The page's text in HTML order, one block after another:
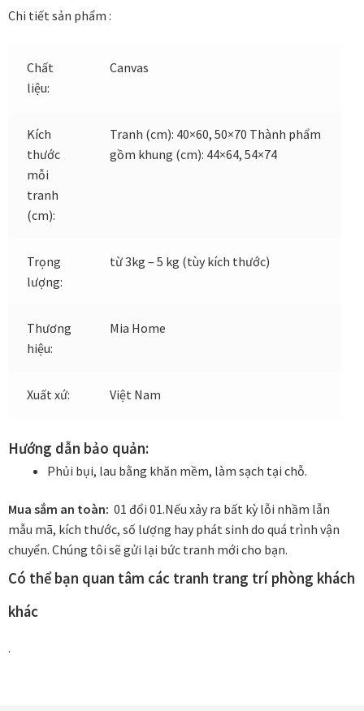
Đóng khung tranh đính đá
Đóng khung tranh kính cho tranh ảnh, giấy mỹ thuật,
poster, bản vẽ tay
Đóng khung tranh sơn mài
Giỏ hàng
Giới Thiệu Mia Home
In tranh treo tường theo yêu cầu
Fine Art Giclée Printing
In tranh canvas theo yêu cầu
In tranh dán tường theo yêu cầu
in tranh mica
Chi tiết sản phẩm :
Chất
liệu:
Canvas
Kích
thước
mỗi
tranh
(cm):
Tranh (cm): 40×60, 50×70 Thành phẩm
gồm khung (cm): 44×64, 54×74
Trọng
lượng:
từ 3kg – 5 kg (tùy kích thước)
Thương
hiệu:
Mia Home
Xuất xứ: Việt Nam
Hướng dẫn bảo quản:
Phủi bụi, lau bằng khăn mềm, làm sạch tại chỗ.
Mua sắm an toàn: 01 đổi 01.Nếu xảy ra bất kỳ lỗi nhầm lẫn
mẫu mã, kích thước, số lượng hay phát sinh do quá trình vận
chuyển. Chúng tôi sẽ gửi lại bức tranh mới cho bạn.
Có thể bạn quan tâm các tranh trang trí phòng khách
khác
.